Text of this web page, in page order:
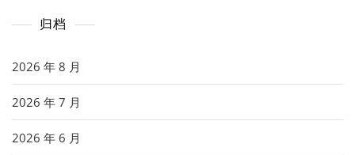
归档
2026 年 8 月
2026 年 7 月
2026 年 6 月